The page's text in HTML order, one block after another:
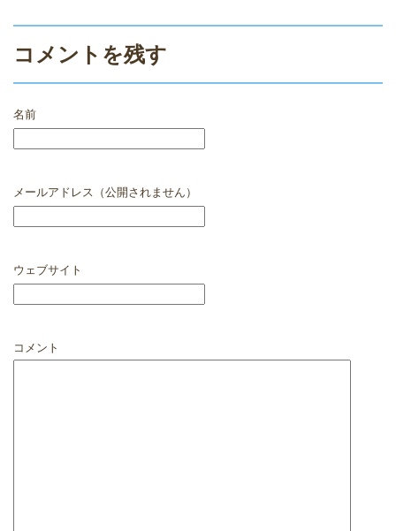
k
コメントを残す
名前
メールアドレス（公開されません）
ウェブサイト
コメント